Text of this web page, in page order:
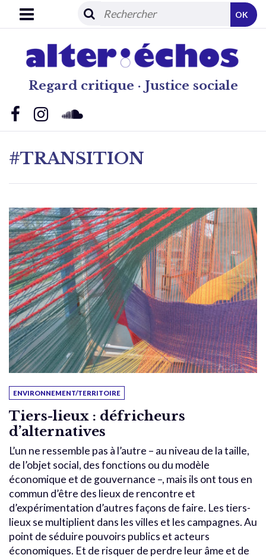
Regard critique · Justice sociale
OK
#TRANSITION
ENVIRONNEMENT/TERRITOIRE
Tiers-lieux : défricheurs
d’alternatives
L’un ne ressemble pas à l’autre – au niveau de la taille,
de l’objet social, des fonctions ou du modèle
économique et de gouvernance –, mais ils ont tous en
commun d’être des lieux de rencontre et
d’expérimentation d’autres façons de faire. Les tiers-
lieux se multiplient dans les villes et les campagnes. Au
point de séduire pouvoirs publics et acteurs
économiques. Et de risquer de perdre leur âme et de